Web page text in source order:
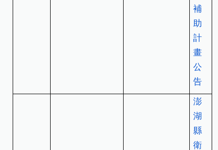
補
助
計
畫
公
告
澎
湖
縣
衛